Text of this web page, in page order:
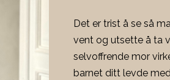
Det er trist å se så
vent og utsette å ta
selvoffrende mor
barnet ditt levde